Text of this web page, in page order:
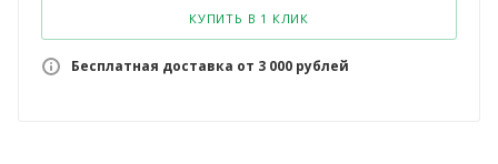
КУПИТЬ В 1 КЛИК
Бесплатная доставка от 3 000 рублей